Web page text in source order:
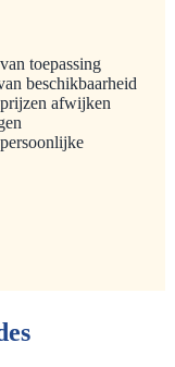
toepassing
beschikbaarheid
afwijken